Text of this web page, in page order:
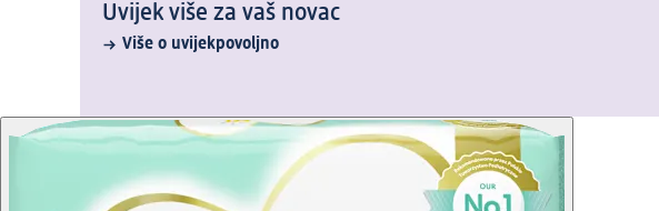
Uvijek više za vaš novac
Više o uvijekpovoljno